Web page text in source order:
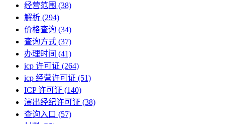
经营范围 (38)
解析 (294)
价格查询 (34)
查询方式 (37)
办理时间 (41)
icp 许可证 (264)
icp 经营许可证 (51)
ICP 许可证 (140)
演出经纪许可证 (38)
查询入口 (57)